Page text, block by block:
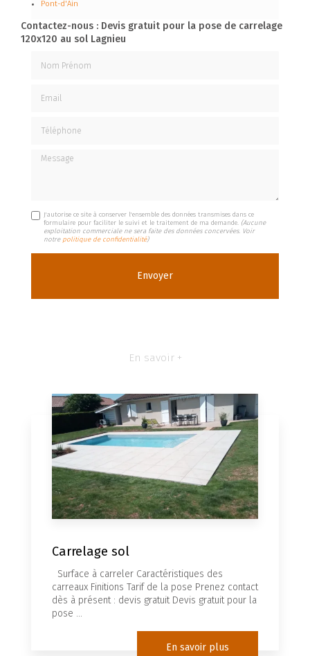
Pont-d'Ain
Contactez-nous : Devis gratuit pour la pose de carrelage
120x120 au sol Lagnieu
Message
J'autorise ce site à conserver l'ensemble des données transmises dans ce
formulaire pour faciliter le suivi et le traitement de ma demande. (Aucune
exploitation commerciale ne sera faite des données concervées. Voir
notre politique de confidentialité)
En savoir +
Carrelage sol
Surface à carreler Caractéristiques des
carreaux Finitions Tarif de la pose Prenez contact
dès à présent : devis gratuit Devis gratuit pour la
pose ...
En savoir plus